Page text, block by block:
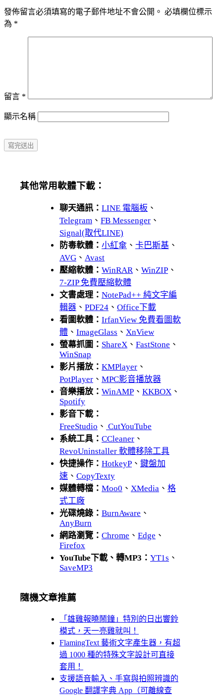
發佈留言必須填寫的電子郵件地址不會公開。 必填欄位標示
為 *
留言 *
顯示名稱
其他常用軟體下載：
聊天通訊： LINE 電腦板 、
Telegram 、 FB Messenger 、
Signal(取代LINE)
防毒軟體： 小紅傘 、 卡巴斯基 、
AVG 、 Avast
壓縮軟體： WinRAR、 WinZIP 、
7-ZIP 免費壓縮軟體
文書處理： NotePad++ 純文字編
輯器 、 PDF24 、 Office下載
看圖軟體： IrfanView 免費看圖軟
體 、 ImageGlass 、 XnView
螢幕抓圖： ShareX 、 FastStone 、
WinSnap
影片播放： KMPlayer 、
PotPlayer 、 MPC影音播放器
音樂播放： WinAMP 、 KKBOX 、
Spotify
影音下載：
FreeStudio 、 CutYouTube
系統工具： CCleaner 、
RevoUninstaller 軟體移除工具
快捷操作： HotkeyP 、 鍵盤加
速 、 CopyTexty
媒體轉檔： Moo0 、 XMedia 、 格
式工廠
光碟燒錄： BurnAware 、
AnyBurn
網路瀏覽： Chrome 、 Edge 、
Firefox
YouTube下載、轉MP3： YT1s 、
SaveMP3
隨機文章推薦
「雄雞報曉鬧鐘」特別的日出響鈴
模式，天一亮雞就叫！
FlamingText 藝術文字產生器，有超
過 1000 種的特殊文字設計可直接
套用！
支援語音輸入、手寫與拍照辨識的
Google 翻譯字典 App（可離線查